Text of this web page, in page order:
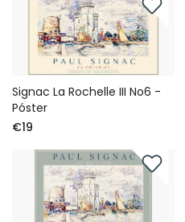
Signac La Rochelle III No6 -
Póster
€19